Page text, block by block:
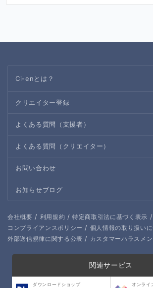
Ci-enとは？
クリエイター登録
よくある質問（支援者）
よくある質問（クリエイター）
お問い合わせ
お知らせブログ
会社概要 / 利用規約 / 特定商取引法に基づく表示 /
コンプライアンスポリシー / 個人情報の取り扱い
外部送信規律に関する公表 / カスタマーハラスメ
関連サービス
ダウンロードショップ オンライ